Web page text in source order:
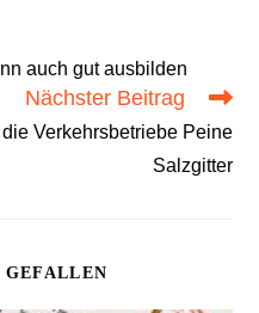
auch gut ausbilden
Nächster Beitrag
Verkehrsbetriebe Peine
Salzgitter